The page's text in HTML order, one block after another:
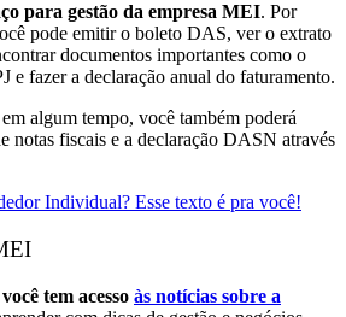
para gestão da empresa MEI. Por
pode emitir o boleto DAS, ver o extrato
documentos importantes como o
e fazer a declaração anual do faturamento.
algum tempo, você também poderá
notas fiscais e a declaração DASN através
Individual? Esse texto é pra você!
você tem acesso às notícias sobre a